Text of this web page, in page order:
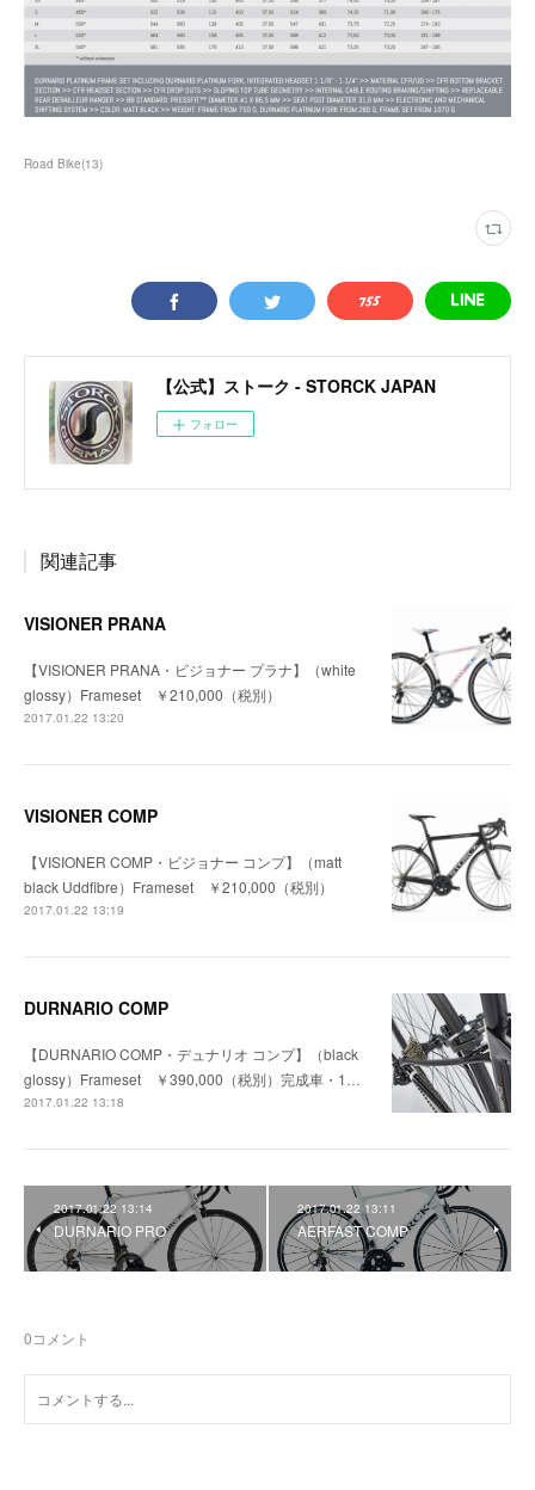
Road Bike(13)
【公式】ストーク - STORCK JAPAN
フォロー
関連記事
VISIONER PRANA
【VISIONER PRANA・ビジョナー プラナ】（white
glossy）Frameset ￥210,000（税別）
2017.01.22 13:20
VISIONER COMP
【VISIONER COMP・ビジョナー コンプ】（matt
black Uddfibre）Frameset ￥210,000（税別）
2017.01.22 13:19
DURNARIO COMP
【DURNARIO COMP・デュナリオ コンプ】（black
glossy）Frameset ￥390,000（税別）完成車・1…
2017.01.22 13:18
2017.01.22 13:14
DURNARIO PRO
2017.01.22 13:11
AERFAST COMP
0コメント